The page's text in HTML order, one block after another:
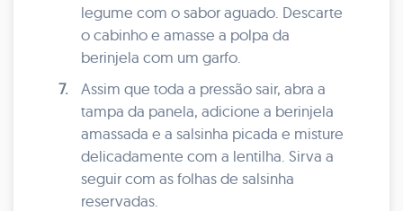
legume com o sabor aguado. Descarte
o cabinho e amasse a polpa da
berinjela com um garfo.
7.
Assim que toda a pressão sair, abra a
tampa da panela, adicione a berinjela
amassada e a salsinha picada e misture
delicadamente com a lentilha. Sirva a
seguir com as folhas de salsinha
reservadas.